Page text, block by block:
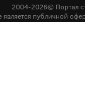
2004-2026© Портал
публичной